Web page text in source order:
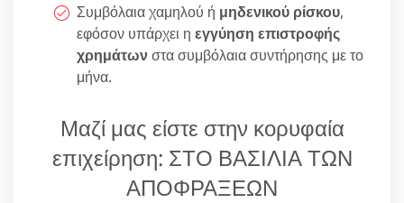
Συμβόλαια χαμηλού ή μηδενικού ρίσκου,
εφόσον υπάρχει η εγγύηση επιστροφής
χρημάτωνστα συμβόλαια συντήρησης με το
μήνα.
Μαζί μας είστε στην κορυφαία
επιχείρηση: ΣΤΟ ΒΑΣΙΛΙΑ ΤΩΝ
ΑΠΟΦΡΑΞΕΩΝ